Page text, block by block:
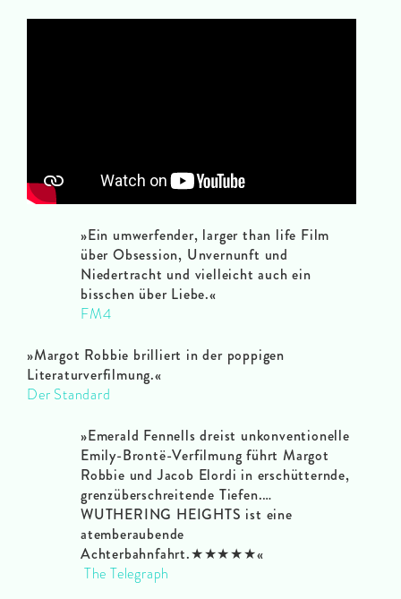
»Ein umwerfender, larger than life Film
über Obsession, Unvernunft und
Niedertracht und vielleicht auch ein
bisschen über Liebe.«
FM4
»Margot Robbie brilliert in der poppigen
Literaturverfilmung.«
Der Standard
»Emerald Fennells dreist unkonventionelle
Emily-Brontë-Verfilmung führt Margot
Robbie und Jacob Elordi in erschütternde,
grenzüberschreitende Tiefen.…
WUTHERING HEIGHTS ist eine
atemberaubende
Achterbahnfahrt.★★★★★«
The Telegraph